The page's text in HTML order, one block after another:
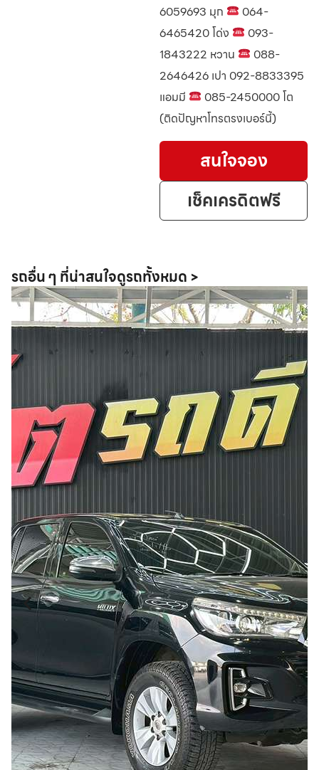
6059693 มุก
064-
6465420 โด่ง
093-
1843222 หวาน
088-
2646426 เปา 092-8833395
แอมมี
085-2450000 โต
(ติดปัญหาโทรตรงเบอร์นี้)
สนใจจอง
เช็คเครดิตฟรี
รถอื่น ๆ ที่น่าสนใจดูรถทั้งหมด >